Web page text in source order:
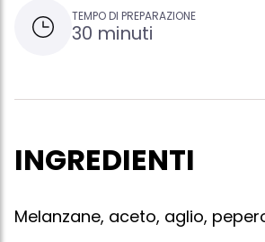
TEMPO DI PREPARAZIONE
30 minuti
INGREDIENTI
Melanzane, aceto, aglio,